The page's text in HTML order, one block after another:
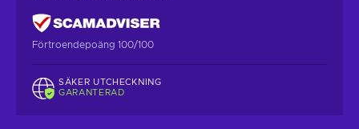
Förtroendepoäng 100/100
SÄKER UTCHECKNING
GARANTERAD